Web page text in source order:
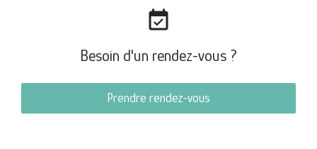
event_available
Besoin d'un rendez-vous ?
Prendre rendez-vous